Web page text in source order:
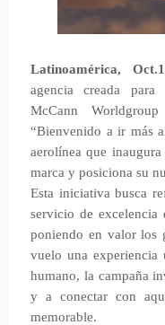
Latinoamérica,
agencia creada
McCann
“Bienvenido a ir más
aerolínea que
marca y posiciona su
Esta iniciativa busca
servicio de excelencia
poniendo en valor los
vuelo una
humano, la campaña
y a conectar con
memorable.